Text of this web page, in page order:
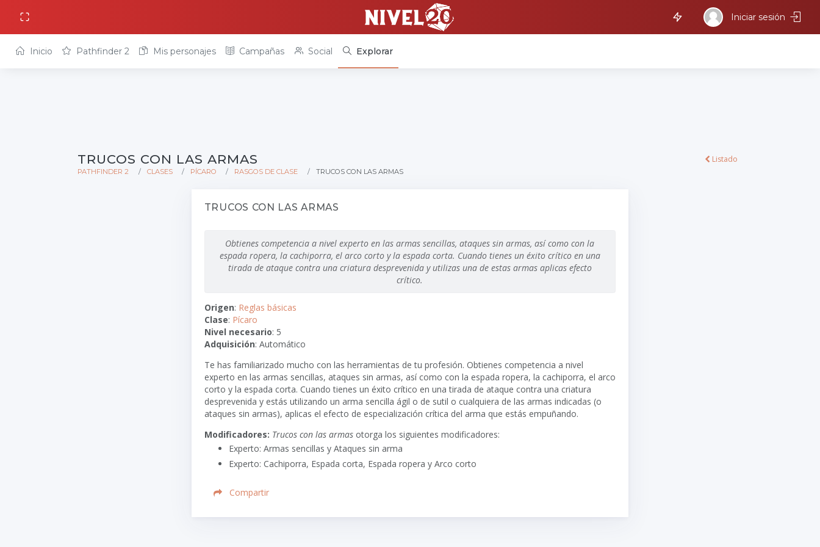
Iniciar sesión
Inicio Pathfinder 2 Mis personajes Campañas Social Explorar
TRUCOS CON LAS ARMAS
PATHFINDER 2 CLASES PÍCARO RASGOS DE CLASE TRUCOS CON LAS ARMAS
Listado
TRUCOS CON LAS ARMAS
Obtienes competencia a nivel experto en las armas sencillas, ataques sin armas, así como con la
espada ropera, la cachiporra, el arco corto y la espada corta. Cuando tienes un éxito crítico en una
tirada de ataque contra una criatura desprevenida y utilizas una de estas armas aplicas efecto
crítico.
Origen: Reglas básicas
Clase: Pícaro
Nivel necesario: 5
Adquisición: Automático
Te has familiarizado mucho con las herramientas de tu profesión. Obtienes competencia a nivel
experto en las armas sencillas, ataques sin armas, así como con la espada ropera, la cachiporra, el arco
corto y la espada corta. Cuando tienes un éxito crítico en una tirada de ataque contra una criatura
desprevenida y estás utilizando un arma sencilla ágil o de sutil o cualquiera de las armas indicadas (o
ataques sin armas), aplicas el efecto de especialización crítica del arma que estás empuñando.
Modificadores: Trucos con las armasotorga los siguientes modificadores:
Experto: Armas sencillas y Ataques sin arma
Experto: Cachiporra, Espada corta, Espada ropera y Arco corto
Compartir